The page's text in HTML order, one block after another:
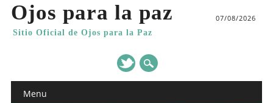
Ojos para la paz
Sitio Oficial de Ojos para la Paz
07/08/2026
Main menu
Menu